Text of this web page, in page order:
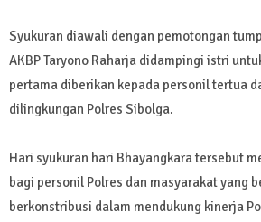
Syukuran diawali dengan pemotongan
AKBP Taryono Raharja didampingi istri
pertama diberikan kepada personil tertua
dilingkungan Polres Sibolga.
Hari syukuran hari Bhayangkara tersebut
bagi personil Polres dan masyarakat yang
berkonstribusi dalam mendukung kinerja